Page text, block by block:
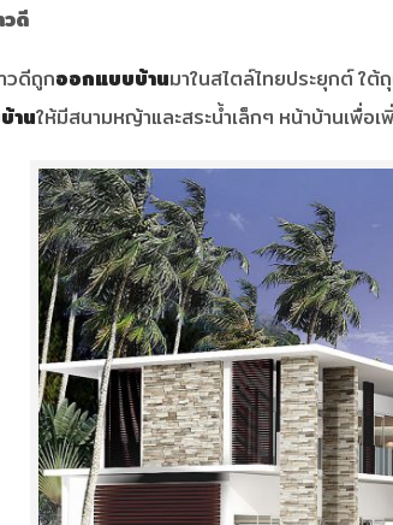
วดี
วดีถูกออกแบบบ้านมาในสไตล์ไทยประยุกต์ ใ
านให้มีสนามหญ้าและสระน้ำเล็กๆ หน้าบ้านเพื่อ